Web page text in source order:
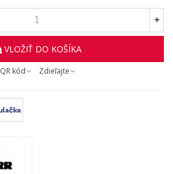
+
VLOŽIŤ DO KOŠÍKA
QR kód Zdieľajte